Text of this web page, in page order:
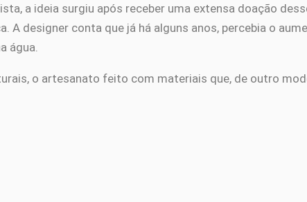
a ideia surgiu após receber uma extensa doação
designer conta que já há alguns anos, percebia o
água.
o artesanato feito com materiais que, de outro